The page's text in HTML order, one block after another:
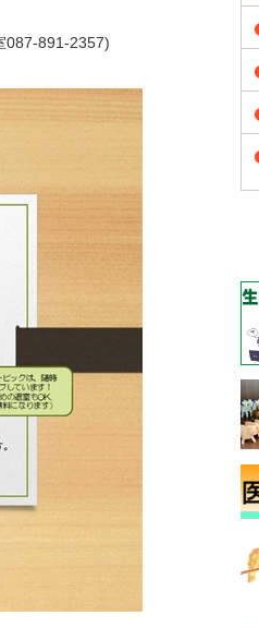
087-891-2357)